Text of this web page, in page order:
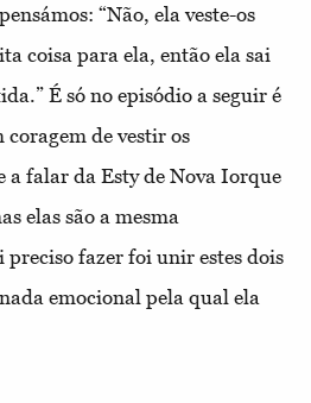
“Não, ela veste-os
coisa para ela, então ela sai
É só no episódio a seguir é
coragem de vestir os
a falar da Esty de Nova Iorque
elas são a mesma
preciso fazer foi unir estes dois
emocional pela qual ela